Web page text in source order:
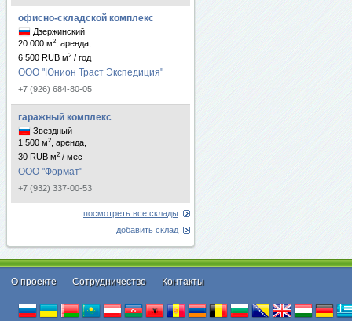
офисно-складской комплекс
Дзержинский
20 000 м2
, аренда,
6 500 RUB м2 / год
ООО "Юнион Траст Экспедиция"
+7 (926) 684-80-05
гаражный комплекс
Звездный
1 500 м2
, аренда,
30 RUB м2 / мес
ООО "Формат"
+7 (932) 337-00-53
посмотреть все склады
добавить склад
О проекте Cотрудничество Контакты